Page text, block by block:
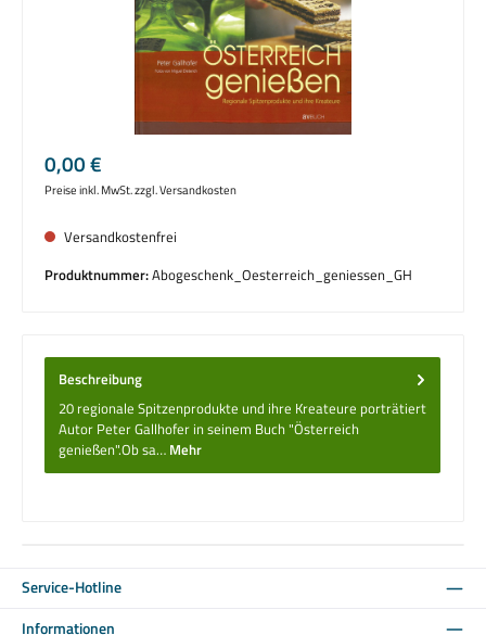
Regulärer Preis:
0,00 €
Preise inkl. MwSt. zzgl. Versandkosten
Versandkostenfrei
Produktnummer:Abogeschenk_Oesterreich_geniessen_GH
Beschreibung
20 regionale Spitzenprodukte und ihre Kreateure porträtiert
Autor Peter Gallhofer in seinem Buch "Österreich
genießen".Ob sa… Mehr
Service-Hotline
Informationen